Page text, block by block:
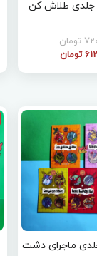
5جلدی ماجرای دشت